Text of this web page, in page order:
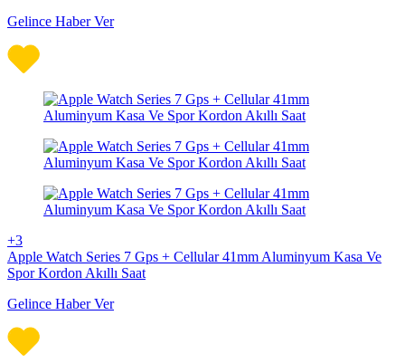
Gelince Haber Ver
+3
Apple Watch Series 7 Gps + Cellular 41mm Aluminyum Kasa Ve
Spor Kordon Akıllı Saat
Gelince Haber Ver